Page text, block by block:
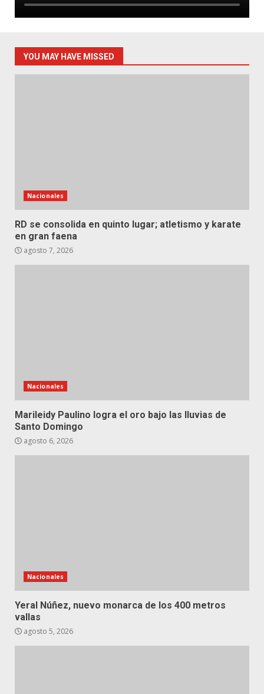
YOU MAY HAVE MISSED
Nacionales
RD se consolida en quinto lugar; atletismo y karate
en gran faena
agosto 7, 2026
Nacionales
Marileidy Paulino logra el oro bajo las lluvias de
Santo Domingo
agosto 6, 2026
Nacionales
Yeral Núñez, nuevo monarca de los 400 metros
vallas
agosto 5, 2026